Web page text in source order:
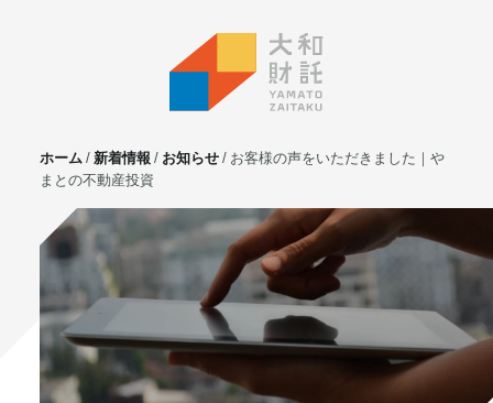
サービス
不動産投資
⼟地活⽤
マンション管理
賃貸管理
実需用戸建・マンション
ホテル事業
ホーム 新着情報 お知らせ お客様の声をいただきました｜や
まとの不動産投資